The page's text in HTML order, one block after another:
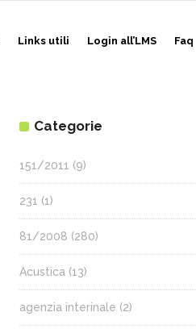
Links utili Login all’LMS Faq
Categorie
151/2011 (9)
231 (1)
81/2008 (280)
Acustica (13)
agenzia interinale (2)